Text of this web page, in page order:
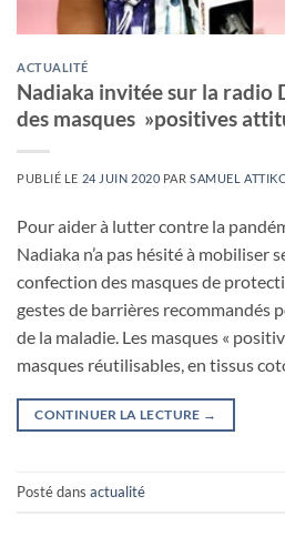
ACTUALITÉ
Nadiaka invitée sur la radio
des masques »positives
PUBLIÉ LE 24 JUIN 2020 PARSAMUEL
Pour aider à lutter contre la
Nadiaka n’a pas hésité à mobiliser
confection des masques de
gestes de barrières recommandés
de la maladie. Les masques «
masques réutilisables, en tissus
CONTINUER LA LECTURE →
Posté dans actualité